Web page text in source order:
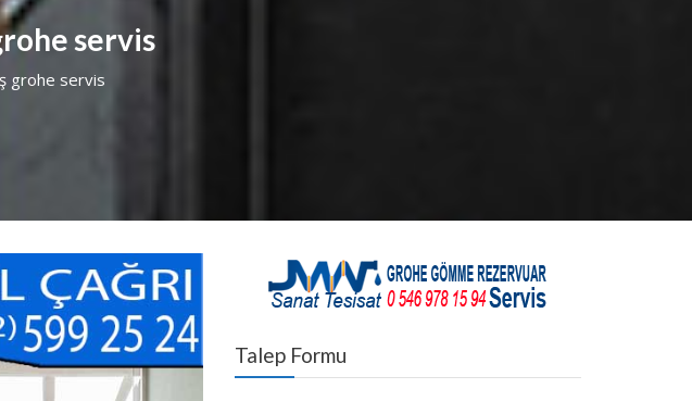
servis
grohe servis
Talep Formu